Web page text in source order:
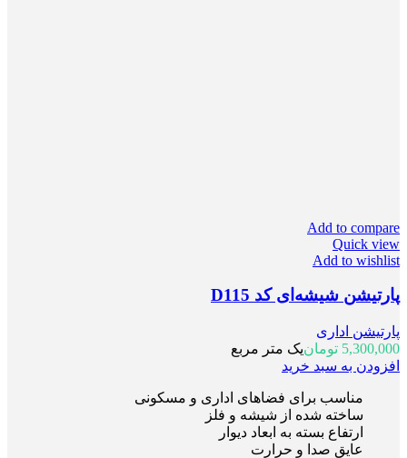
Add to compare
Quick view
Add to wishlist
پارتیشن شیشه‌ای کد D115
پارتیشن اداری
5,300,000 تومانیک متر مربع
افزودن به سبد خرید
مناسب برای فضاهای اداری و مسکونی
ساخته شده از شیشه و فلز
ارتفاع بسته به ابعاد دیوار
عایق صدا و حرارت